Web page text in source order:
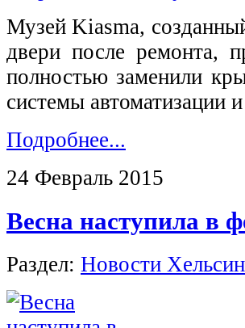
Музей Kiasma,
двери после ремонта,
полностью заменили
системы автоматизации
Подробнее...
24 Февраль 2015
Весна наступила в
Раздел: Новости